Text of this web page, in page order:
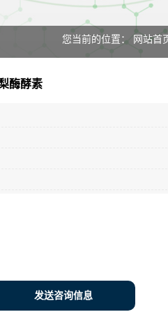
您当前的位置： 网站首
酶酵素
发送咨询信息